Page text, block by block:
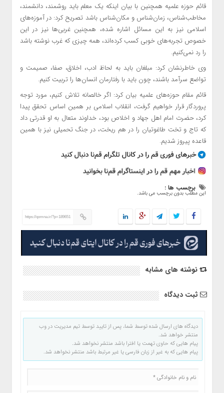
قائم حوزه علمیه همچنین با بیان اینکه یک معلم باید روشمند، دانشمند،
مخاطب‌شناس، زمان‌شناس و مکان‌شناس باشد تصریح کرد: در آموزه‌های
اسلامی نیز به این مسائل اشاره شده، همچنین غربی‌ها نیز در این
خصوص تجربه‌های خوبی کسب کرده‌اند، همه چیزی که غرب نوشته باشد
را رد نمی‌کنیم.
وی خاطرنشان کرد: مبلغان باید به لحاظ ادب، اخلاق، صفا، صمیمت و
تواضع سرآمد باشند، چون باید با رفتارمان انسان‌ها را تربیت کنیم.
قائم مقام حوزه‌های علمیه بیان کرد: اگر خالصانه تلاش کنیم، مورد توجه
پروردگار قرار خواهیم گرفت، انقلاب اسلامی بر همین اساس تحقق پیدا
کرد، حضرت امام اهل جهاد و اخلاص بود، خداوند متعال به او قدرتی داد
که تاج و تخت طاغوتیان را در هم ریخت، در جنگ تحمیلی نیز با همین
قاعده پیروز شدیم.
برچسب ها :
این مطلب بدون برچسب می باشد.
https://qomna.ir/?p=189651
نوشته های مشابه
ثبت دیدگاه
دیدگاه های ارسال شده توسط شما، پس از تایید توسط تیم مدیریت در وب
منتشر خواهد شد.
پیام هایی که حاوی تهمت یا افترا باشد منتشر نخواهد شد.
پیام هایی که به غیر از زبان فارسی یا غیر مرتبط باشد منتشر نخواهد شد.